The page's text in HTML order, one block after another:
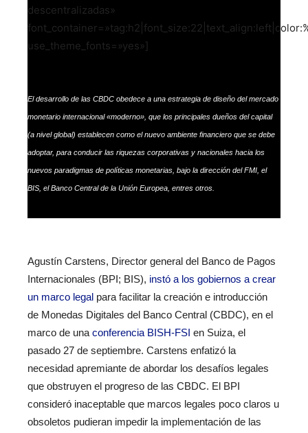
descentralizadas»
use_theme_fonts=»yes»]
El desarrollo de las CBDC obedece a una estrategia de diseño del mercado
monetario internacional «moderno», que los principales dueños del capital
(a nivel global) establecen como el nuevo ambiente financiero que se debe
adoptar, para conducir las riquezas corporativas y nacionales hacia los
nuevos paradigmas de políticas monetarias, bajo la dirección del FMI, el
BIS, el Banco Central de la Unión Europea, entres otros.
Agustín Carstens, Director general del Banco de Pagos
Internacionales (BPI; BIS), instó a los gobiernos a crear
un marco legal para facilitar la creación e introducción
de Monedas Digitales del Banco Central (CBDC), en el
marco de una conferencia BISH-FSI en Suiza, el
pasado 27 de septiembre. Carstens enfatizó la
necesidad apremiante de abordar los desafíos legales
que obstruyen el progreso de las CBDC. El BPI
consideró inaceptable que marcos legales poco claros u
obsoletos pudieran impedir la implementación de las